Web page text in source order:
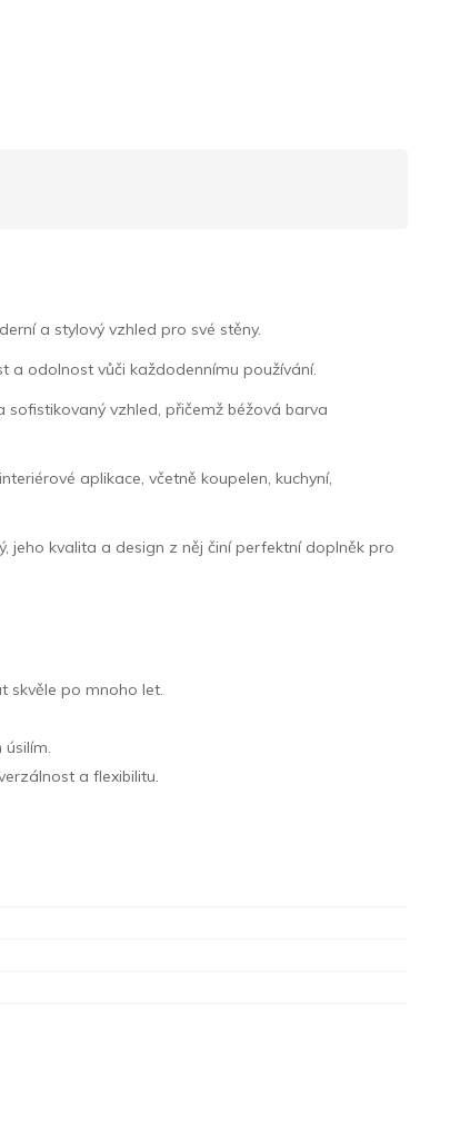
a stylový vzhled pro své stěny.
a odolnost vůči každodennímu používání.
vzhled, přičemž béžová barva
aplikace, včetně koupelen, kuchyní,
jeho kvalita a design z něj činí perfektní doplněk pro
skvěle po mnoho let.
a flexibilitu.